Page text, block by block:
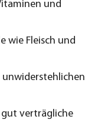
und
wie Fleisch und
verträgliche